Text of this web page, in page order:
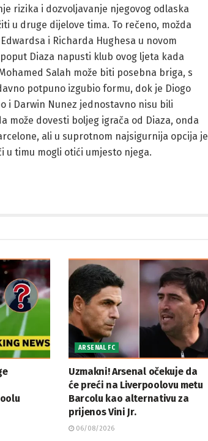
rizika i dozvoljavanje njegovog odlaska
u druge dijelove tima. To rečeno, možda
i Richarda Hughesa u novom
Diaza napusti klub ovog ljeta kada
Salah može biti posebna briga, s
potpuno izgubio formu, dok je Diogo
i Darwin Nunez jednostavno nisu bili
može dovesti boljeg igrača od Diaza, onda
ali u suprotnom najsigurnija opcija je
u timu mogli otići umjesto njega.
ARSENAL FC
Uzmakni! Arsenal očekuje da
će preći na Liverpoolovu metu
Barcolu kao alternativu za
prijenos Vini Jr.
06/08/2026